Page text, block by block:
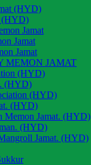
(HYD)
(HYD)
Jamat
Jamat
Jamat
MEMON JAMAT
(HYD)
(HYD)
(HYD)
(HYD)
Memon Jamat. (HYD)
(HYD)
Jamat. (HYD)